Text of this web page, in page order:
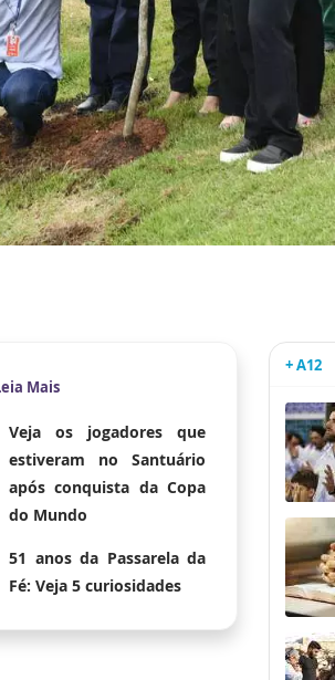
Mais
Veja os jogadores que
estiveram no Santuário
após conquista da Copa
do Mundo
51 anos da Passarela da
Fé: Veja 5 curiosidades
+ A12